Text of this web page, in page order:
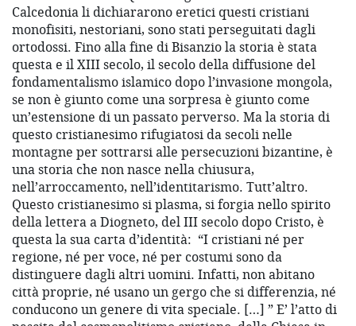
Calcedonia li dichiararono eretici questi cristiani
monofisiti, nestoriani, sono stati perseguitati dagli
ortodossi. Fino alla fine di Bisanzio la storia è stata
questa e il XIII secolo, il secolo della diffusione del
fondamentalismo islamico dopo l’invasione mongola,
se non è giunto come una sorpresa è giunto come
un’estensione di un passato perverso. Ma la storia di
questo cristianesimo rifugiatosi da secoli nelle
montagne per sottrarsi alle persecuzioni bizantine, è
una storia che non nasce nella chiusura,
nell’arroccamento, nell’identitarismo. Tutt’altro.
Questo cristianesimo si plasma, si forgia nello spirito
della lettera a Diogneto, del III secolo dopo Cristo, è
questa la sua carta d’identità: “I cristiani né per
regione, né per voce, né per costumi sono da
distinguere dagli altri uomini. Infatti, non abitano
città proprie, né usano un gergo che si differenzia, né
conducono un genere di vita speciale. […] ” E’ l’atto di